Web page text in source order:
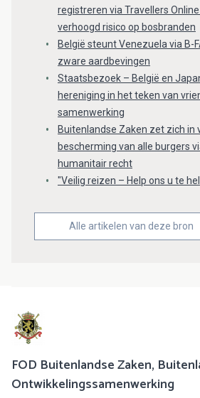
registreren via Travellers
verhoogd risico op bosbranden
België steunt Venezuela via B-
zware aardbevingen
Staatsbezoek – België en
hereniging in het teken van
samenwerking
Buitenlandse Zaken zet zich in
bescherming van alle burgers
humanitair recht
"Veilig reizen – Help ons u te
Alle artikelen van deze bron
FOD Buitenlandse Zaken,
Ontwikkelingssamenwerking